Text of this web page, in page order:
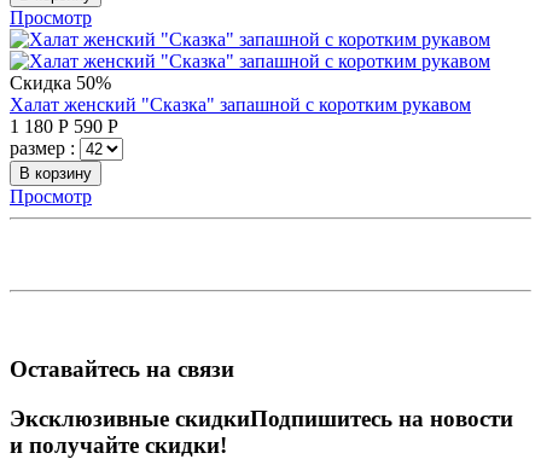
Просмотр
Скидка 50%
Халат женский "Сказка" запашной с коротким рукавом
1 180 Р 590 Р
размер :
В корзину
Просмотр
Оставайтесь на связи
Эксклюзивные скидкиПодпишитесь на новости
и получайте скидки!